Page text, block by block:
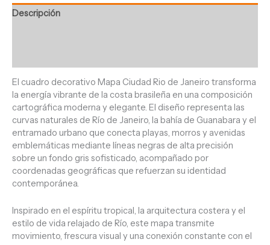
Descripción
El cuadro decorativo Mapa Ciudad Rio de Janeiro transforma
la energía vibrante de la costa brasileña en una composición
cartográfica moderna y elegante. El diseño representa las
curvas naturales de Río de Janeiro, la bahía de Guanabara y el
entramado urbano que conecta playas, morros y avenidas
emblemáticas mediante líneas negras de alta precisión
sobre un fondo gris sofisticado, acompañado por
coordenadas geográficas que refuerzan su identidad
contemporánea.
Inspirado en el espíritu tropical, la arquitectura costera y el
estilo de vida relajado de Río, este mapa transmite
movimiento, frescura visual y una conexión constante con el